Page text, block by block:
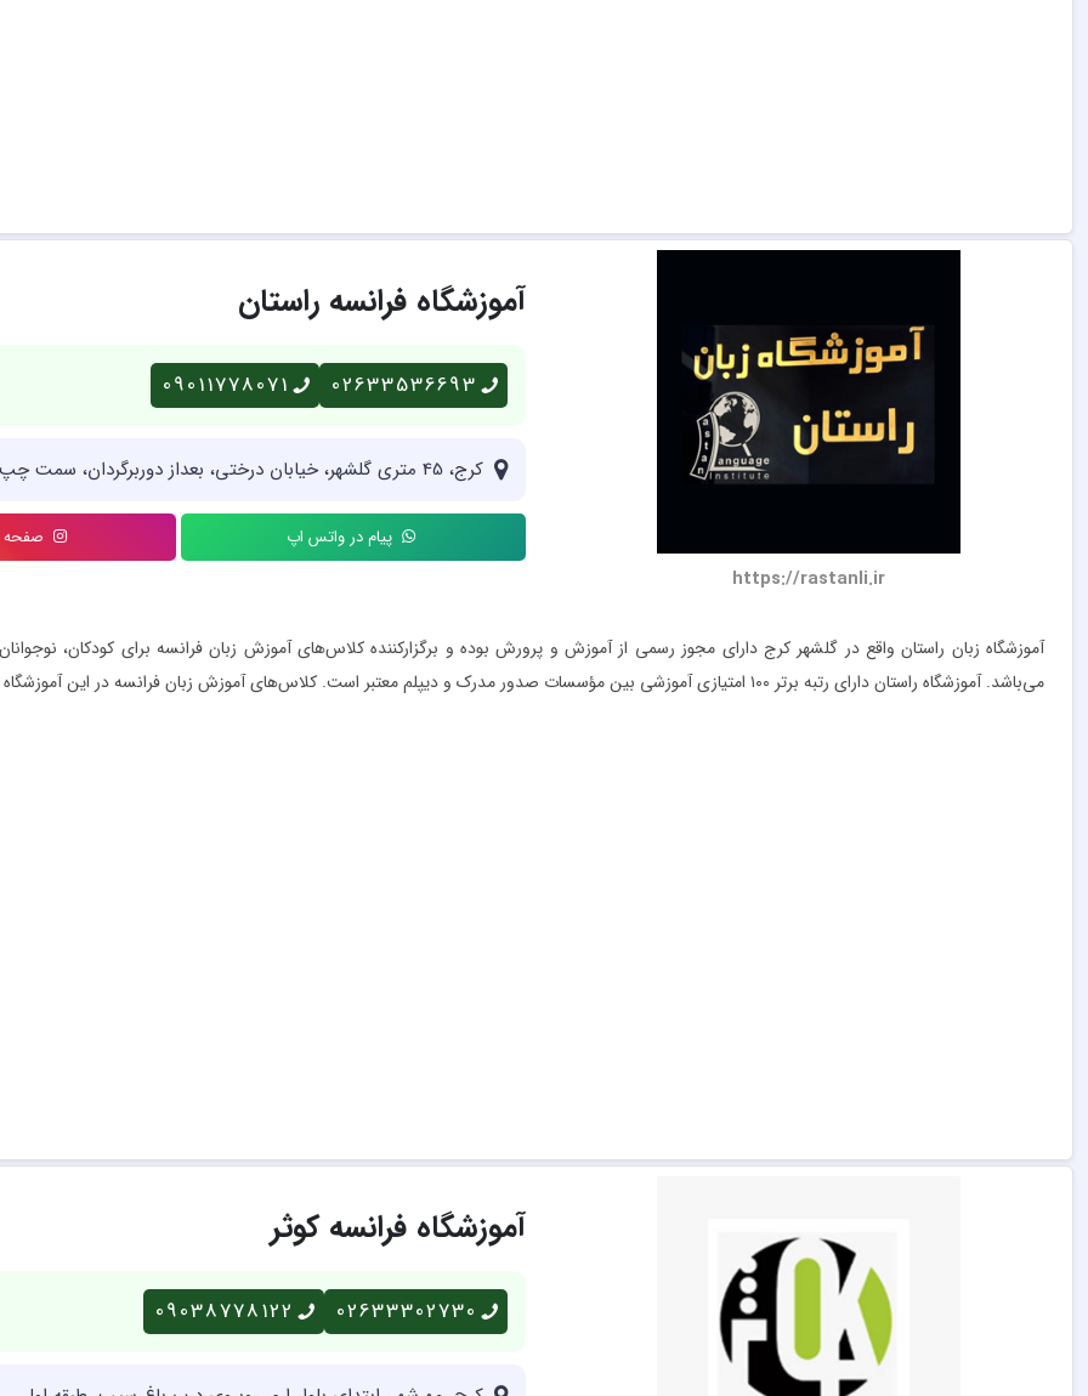
https://rastanli.ir
آموزشگاه فرانسه راستان
02633536693
09011778071
کرج، 45 متری گلشهر، خیابان درختی، بعداز دوربرگردان، سمت چپ، پلاک 47
پیام در واتس اپ صفحه
آموزشگاه زبان راستان واقع در گلشهر کرج دارای مجوز رسمی از آموزش و پرورش بوده و برگزارکننده کلاس‌های آموزش زبان فرانسه برای کودکان،
می‌باشد. آموزشگاه راستان دارای رتبه برتر ۱۰۰ امتیازی آموزشی بین مؤسسات صدور مدرک و دیپلم معتبر است. کلاس‌های آموزش زبان فرانسه در این آموزشگاه با استفاده از تجهیزات آموزشی مدرن و بهترین اساتید برگزار می‌شوند.
آموزشگاه فرانسه کوثر
02633302730
09038778122